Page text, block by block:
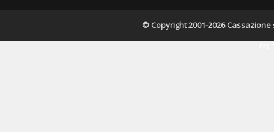
© Copyright 2001-2026 Cassazione